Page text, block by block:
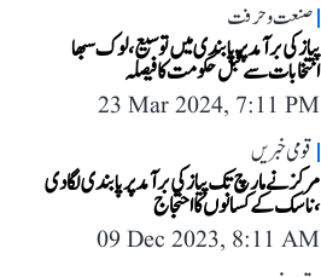
صنعت و حرفت
پیاز کی برآمد پر پابندی میں توسیع، لوک سبھا
انتخابات سے قبل حکومت کا فیصلہ
23 Mar 2024, 7:11 PM
قومی خبریں
مرکز نے مارچ تک پیاز کی برآمد پر پابندی لگا دی
،ناسک کے کسانوں کا احتجاج
09 Dec 2023, 8:11 AM